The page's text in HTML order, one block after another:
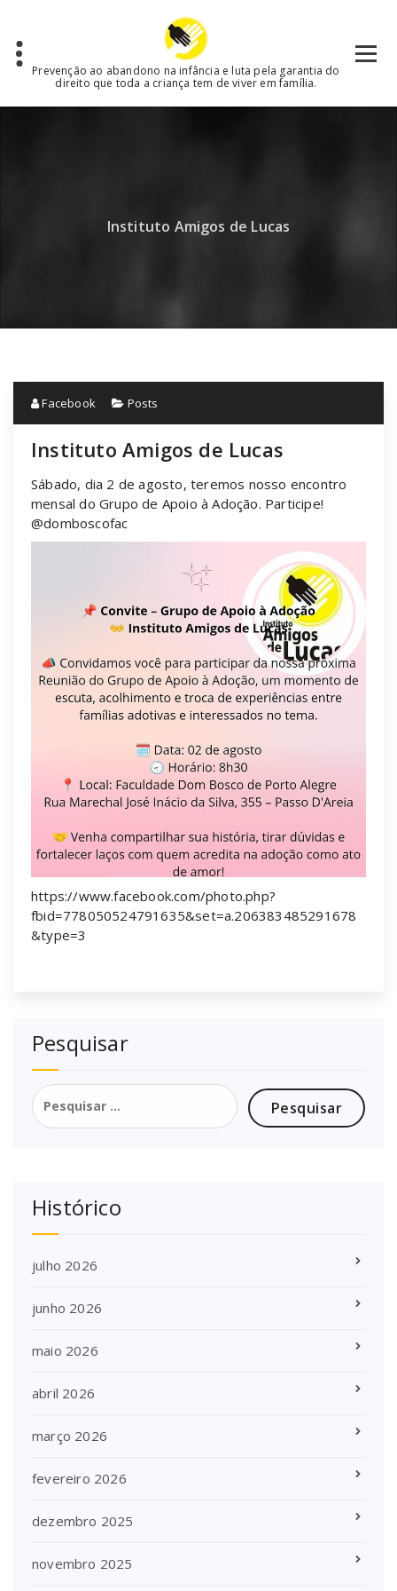
content
Prevenção ao abandono na infância e luta pela garantia do
direito que toda a criança tem de viver em família.
Instituto Amigos de Lucas
Facebook Posts
Instituto Amigos de Lucas
Sábado, dia 2 de agosto, teremos nosso encontro
mensal do Grupo de Apoio à Adoção. Participe!
@domboscofac
https://www.facebook.com/photo.php?
fbid=778050524791635&set=a.206383485291678
&type=3
Pesquisar
Pesquisar
por:
Histórico
julho 2026
junho 2026
maio 2026
abril 2026
março 2026
fevereiro 2026
dezembro 2025
novembro 2025